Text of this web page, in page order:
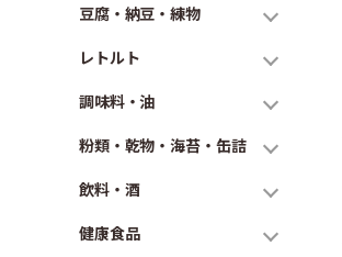
豆腐・納豆・練物
レトルト
調味料・油
粉類・乾物・海苔・缶詰
飲料・酒
健康食品